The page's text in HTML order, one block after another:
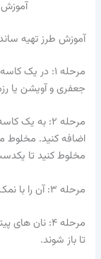
آموزش طرز تهیه
مرحله ۱: در
جعفری و آویشن یا
مرحله ۲: به
اضافه کنید. مخلوط
مخلوط کنید تا
مرحله ۳: آن را با نمک و فلفل مزه دار کرده و میل کنید.
مرحله ۴: نان
تا باز شوند.